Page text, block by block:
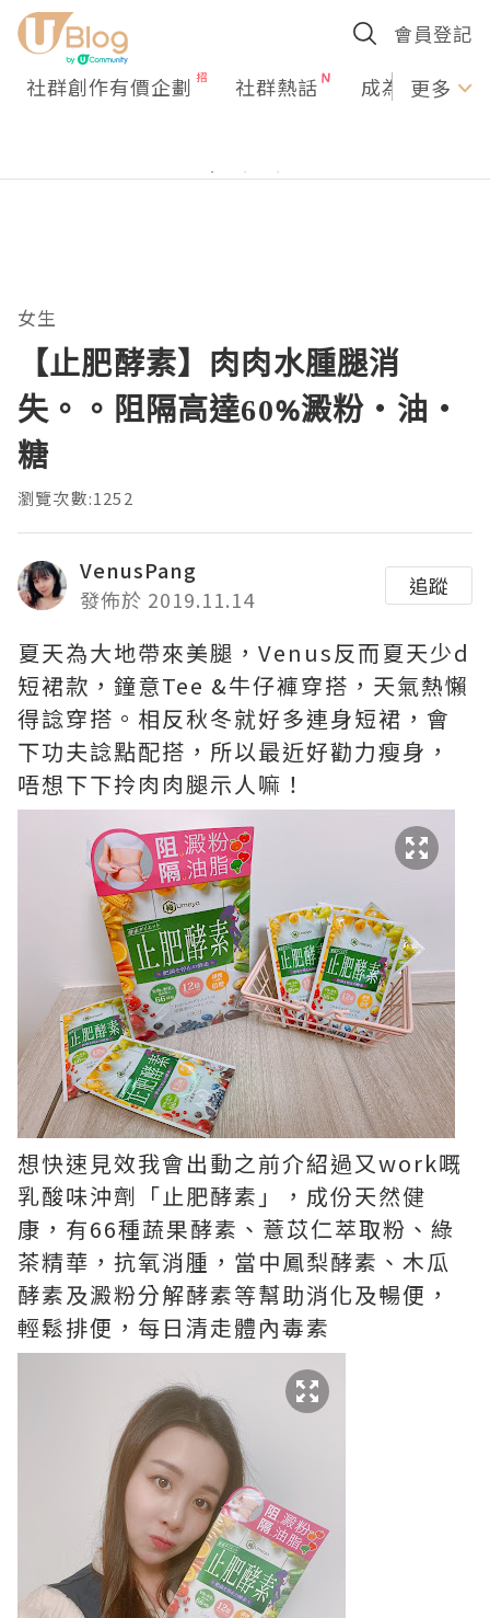
會員登記
社群創作有價企劃 社群熱話 成為U更多
女生
【止肥酵素】肉肉水腫腿消
失。。阻隔高達60%澱粉‧油‧
糖
瀏覽次數:1252
VenusPang
發佈於 2019.11.14
追蹤
夏天為大地帶來美腿，Venus反而夏天少d
短裙款，鐘意Tee &牛仔褲穿搭，天氣熱懶
得諗穿搭。相反秋冬就好多連身短裙，會
下功夫諗點配搭，所以最近好勸力瘦身，
唔想下下拎肉肉腿示人嘛！
想快速見效我會出動之前介紹過又work嘅
乳酸味沖劑「止肥酵素」，成份天然健
康，有66種蔬果酵素、薏苡仁萃取粉、綠
茶精華，抗氧消腫，當中鳳梨酵素、木瓜
酵素及澱粉分解酵素等幫助消化及暢便，
輕鬆排便，每日清走體內毒素